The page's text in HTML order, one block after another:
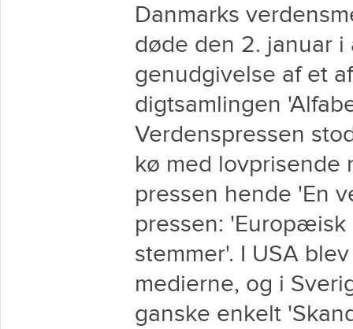
Danmarks
døde den 2. januar
genudgivelse af et
digtsamlingen
Verdenspressen
kø med lovprisende
pressen hende 'En
pressen:
stemmer'. I USA
medierne, og i
ganske enkelt